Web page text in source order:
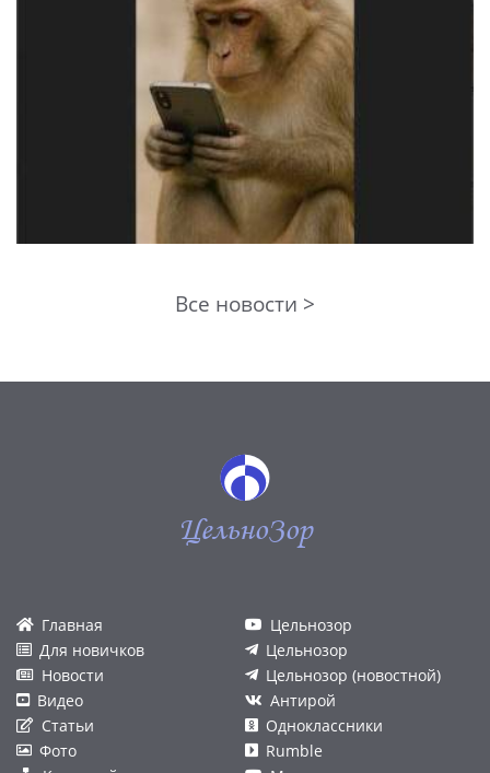
Все новости >
ЦельноЗор
Главная
Для новичков
Новости
Видео
Статьи
Фото
Цельнозор
Цельнозор
Цельнозор (новостной)
Антирой
Одноклассники
Rumble